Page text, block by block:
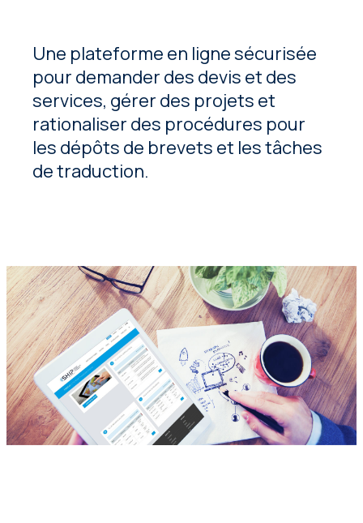
Une plateforme en ligne sécurisée
pour demander des devis et des
services, gérer des projets et
rationaliser des procédures pour
les dépôts de brevets et les tâches
de traduction.